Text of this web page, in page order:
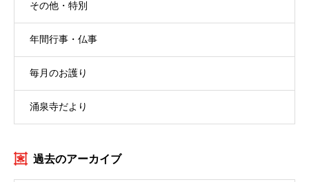
その他・特別
年間行事・仏事
毎月のお護り
涌泉寺だより
過去のアーカイブ